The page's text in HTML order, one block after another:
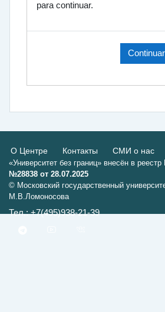
para continuar.
Continuar
О Центре Контакты СМИ о нас
«Университет без границ» внесён в
№28838 от 28.07.2025
© Московский государственный
М.В.Ломоносова
Тел.: +7(495)938-21-39